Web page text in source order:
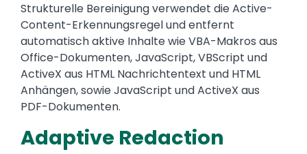
Strukturelle Bereinigung verwendet die Active-
Content-Erkennungsregel und entfernt
automatisch aktive Inhalte wie VBA-Makros aus
Office-Dokumenten, JavaScript, VBScript und
ActiveX aus HTML Nachrichtentext und HTML
Anhängen, sowie JavaScript und ActiveX aus
PDF-Dokumenten.
Adaptive Redaction